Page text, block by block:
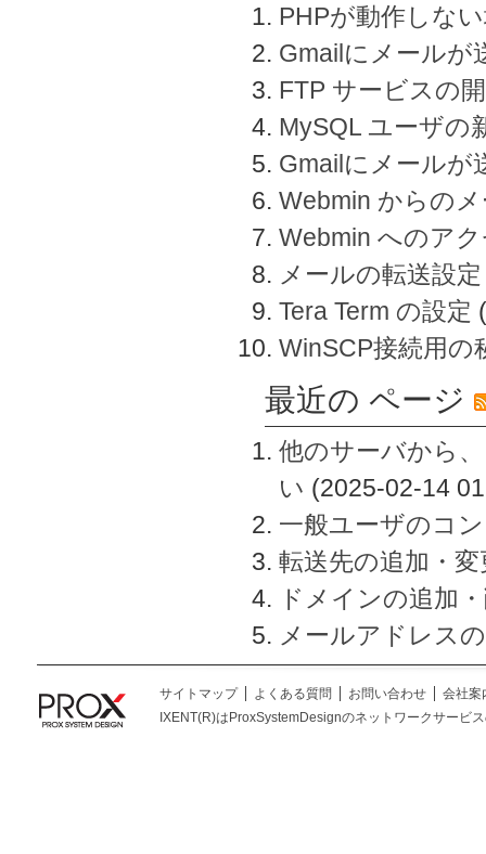
PHPが動作しな
Gmailにメールが
FTP サービスの
MySQL ユーザの
Gmailにメールが
Webmin からの
Webmin へのア
メールの転送設定
Tera Term の設定
WinSCP接続用の
最近の ページ
他のサーバから
い (2025-02-14
一般ユーザのコ
転送先の追加・
ドメインの追加
メールアドレス
サイトマップ よくある質問 お問い合わせ
会社案
IXENT(R)はProxSystemDesignのネットワークサービ